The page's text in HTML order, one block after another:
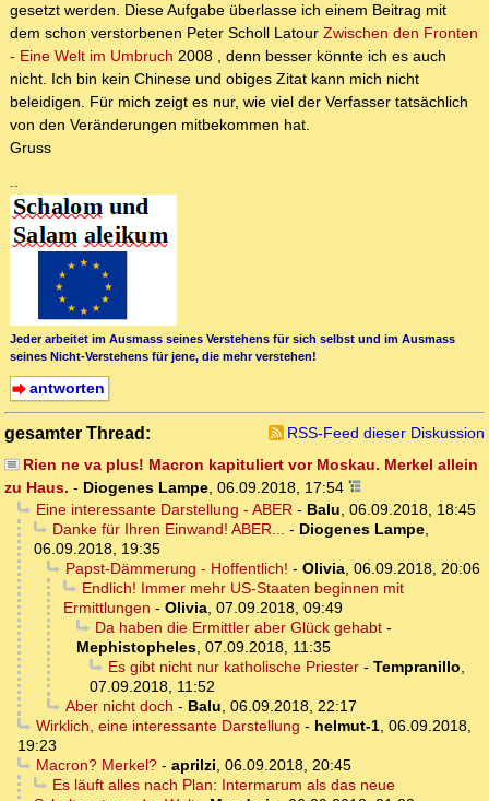
gesetzt werden. Diese Aufgabe überlasse ich einem Beitrag mit
dem schon verstorbenen Peter Scholl Latour Zwischen den Fronten
- Eine Welt im Umbruch 2008 , denn besser könnte ich es auch
nicht. Ich bin kein Chinese und obiges Zitat kann mich nicht
beleidigen. Für mich zeigt es nur, wie viel der Verfasser tatsächlich
von den Veränderungen mitbekommen hat.
Gruss
--
Jeder arbeitet im Ausmass seines Verstehens für sich selbst und im Ausmass
seines Nicht-Verstehens für jene, die mehr verstehen!
antworten
gesamter Thread:
RSS-Feed dieser Diskussion
Rien ne va plus! Macron kapituliert vor Moskau. Merkel allein
zu Haus. - Diogenes Lampe, 06.09.2018, 17:54
Eine interessante Darstellung - ABER- Balu, 06.09.2018, 18:45
Danke für Ihren Einwand! ABER... - Diogenes Lampe,
06.09.2018, 19:35
Papst-Dämmerung - Hoffentlich! - Olivia, 06.09.2018, 20:06
Endlich! Immer mehr US-Staaten beginnen mit
Ermittlungen - Olivia, 07.09.2018, 09:49
Da haben die Ermittler aber Glück gehabt-
Mephistopheles, 07.09.2018, 11:35
Es gibt nicht nur katholische Priester- Tempranillo,
07.09.2018, 11:52
Aber nicht doch - Balu, 06.09.2018, 22:17
Wirklich, eine interessante Darstellung - helmut-1, 06.09.2018,
19:23
Macron? Merkel?- aprilzi, 06.09.2018, 20:45
Es läuft alles nach Plan: Intermarum als das neue